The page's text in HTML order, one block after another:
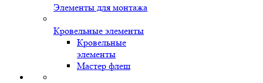
Элементы для монтажа
Кровельные элементы
Кровельные
элементы
Мастер флеш